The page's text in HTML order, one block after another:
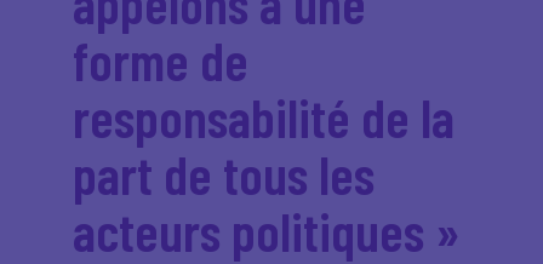
forme de
responsabilité de la
part de tous les
acteurs politiques »